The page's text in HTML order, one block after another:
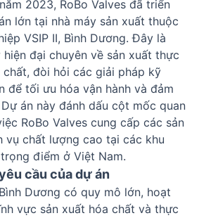
2023, RoBo Valves đã triển
lớn tại nhà máy sản xuất thuộc
VSIP II, Bình Dương. Đây là
hiện đại chuyên về sản xuất thực
chất, đòi hỏi các giải pháp kỹ
để tối ưu hóa vận hành và đảm
án này đánh dấu cột mốc quan
RoBo Valves cung cấp các sản
vụ chất lượng cao tại các khu
điểm ở Việt Nam.
cầu của dự án
Dương có quy mô lớn, hoạt
vực sản xuất hóa chất và thực